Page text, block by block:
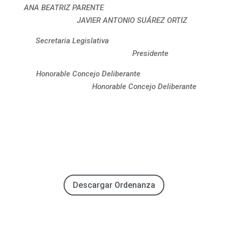
ANA BEATRIZ PARENTE
JAVIER ANTONIO SUÁREZ ORTIZ
Secretaria Legislativa
Presidente
Honorable Concejo Deliberante
Honorable Concejo Deliberante
Descargar Ordenanza